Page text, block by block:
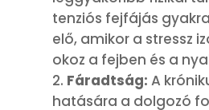
tenziós fejfájás
elő, amikor a stressz
okoz a fejben és a
Fáradtság: A
hatására a dolgozó